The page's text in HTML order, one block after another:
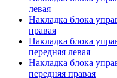
левая
Накладка блока
правая
Накладка блока
передняя левая
Накладка блока
передняя правая